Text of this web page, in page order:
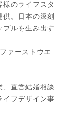
様のライフスタ
。日本の深刻
プルを生み出す
ァーストウエ
、直営結婚相談
イフデザイン事